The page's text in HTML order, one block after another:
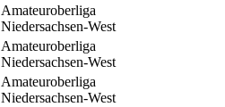
Amateuroberliga
Niedersachsen-West
Amateuroberliga
Niedersachsen-West
Amateuroberliga
Niedersachsen-West